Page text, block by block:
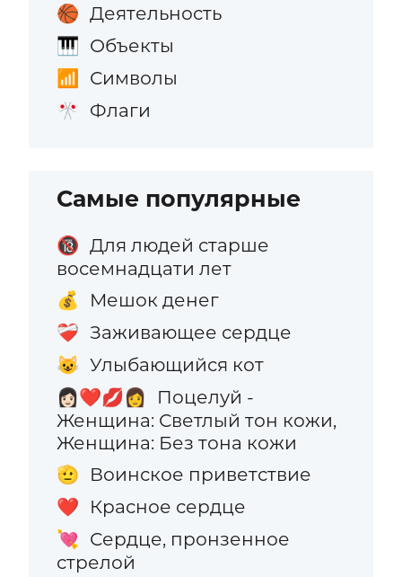
🏀 Деятельность
🎹 Объекты
📶 Символы
🎌 Флаги
Самые популярные
🔞 Для людей старше
восемнадцати лет
💰 Мешок денег
❤️‍🩹 Заживающее сердце
😺 Улыбающийся кот
👩🏻‍❤️‍💋‍👩
Поцелуй -
Женщина: Светлый тон кожи,
Женщина: Без тона кожи
🫡 Воинское приветствие
❤️ Красное сердце
💘 Сердце, пронзенное
стрелой